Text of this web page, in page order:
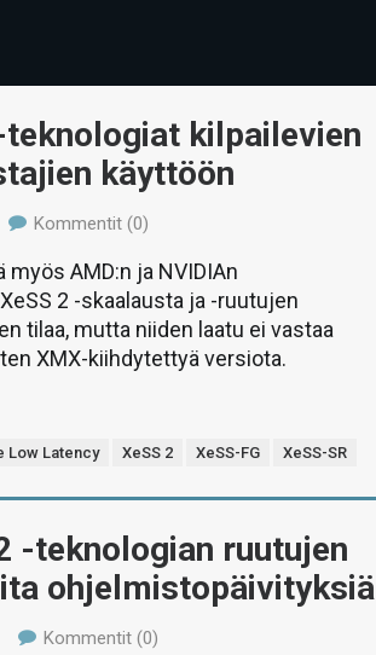
teknologiat kilpailevien
käyttöön
Kommentit (0)
myös AMD:n ja NVIDIAn
2 -skaalausta ja -ruutujen
tilaa, mutta niiden laatu ei vastaa
XMX-kiihdytettyä versiota.
Low Latency XeSS 2 XeSS-FG XeSS-SR
-teknologian ruutujen
ohjelmistopäivityksiä
Kommentit (0)